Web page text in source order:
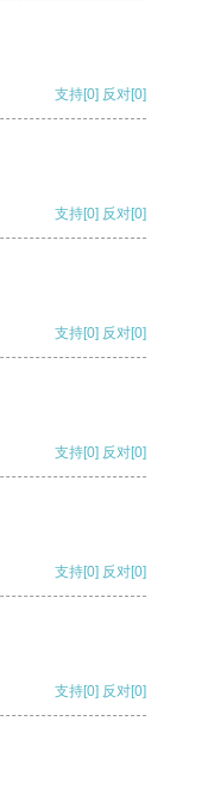
支持[0] 反对[0]
支持[0] 反对[0]
支持[0] 反对[0]
支持[0] 反对[0]
支持[0] 反对[0]
支持[0] 反对[0]